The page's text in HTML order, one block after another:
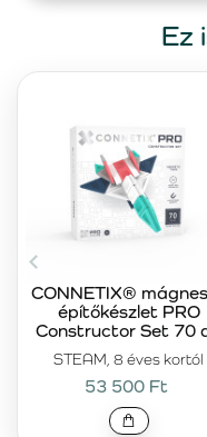
Ez
STEAM, 8 éves kortól
CONNETIX®
építőkészlet PRO
Constructor Set 70
53 500 Ft